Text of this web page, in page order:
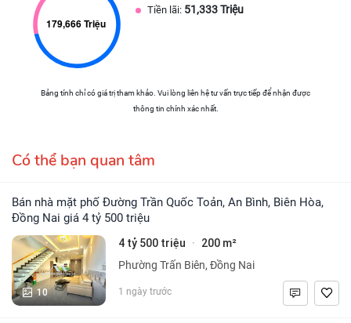
Tiền lãi: 51,333 Triệu
Bảng tính chỉ có giá trị tham khảo. Vui lòng liên hệ tư vấn trực tiếp để nhận được
thông tin chính xác nhất.
Có thể bạn quan tâm
Bán nhà mặt phố Đường Trần Quốc Toản, An Bình, Biên Hòa,
Đồng Nai giá 4 tỷ 500 triệu
10
4 tỷ 500 triệu · 200 m²
Phường Trấn Biên, Đồng Nai
1 ngày trước